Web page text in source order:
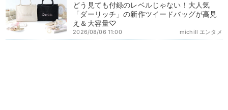
どう見ても付録のレベルじゃない！大人気
「ダーリッチ」の新作ツイードバッグが高見
え＆大容量♡
michill エンタメ
2026/08/06 11:00